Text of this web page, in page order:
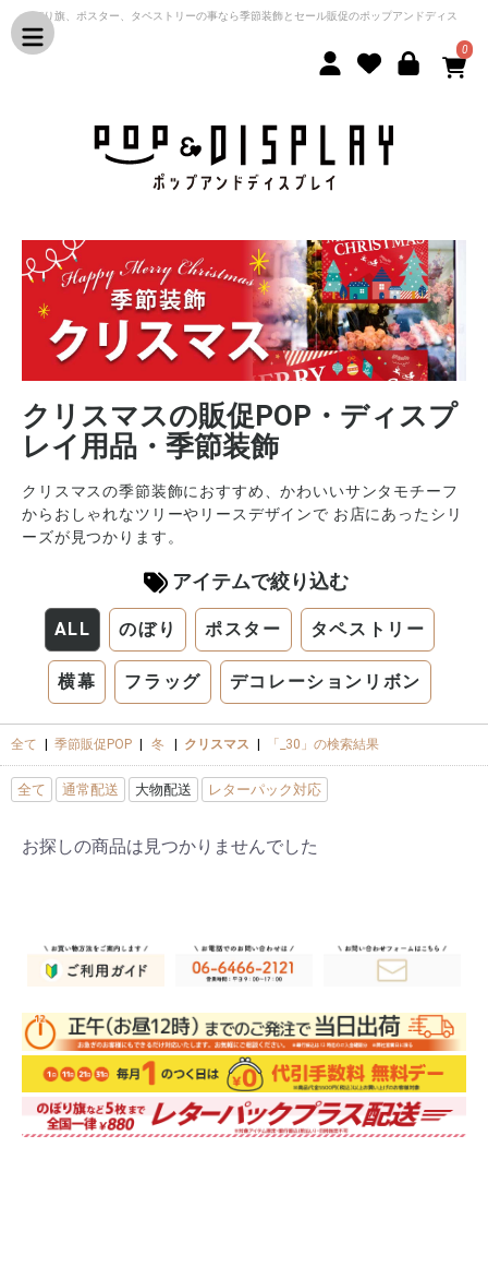
のぼり旗、ポスター、タペストリーの事なら季節装飾とセール販促のポップアンドディス
プレイ
0
クリスマスの販促POP・ディスプ
レイ用品・季節装飾
クリスマスの季節装飾におすすめ、かわいいサンタモチーフ
からおしゃれなツリーやリースデザインで お店にあったシリ
ーズが見つかります。
アイテムで絞り込む
ALL のぼり ポスター タペストリー
横幕 フラッグ デコレーションリボン
全て 季節販促POP 冬 クリスマス 「_30」の検索結果
全て 通常配送 大物配送 レターパック対応
お探しの商品は見つかりませんでした